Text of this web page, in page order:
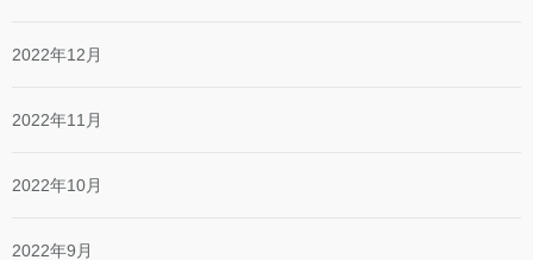
2022年12月
2022年11月
2022年10月
2022年9月